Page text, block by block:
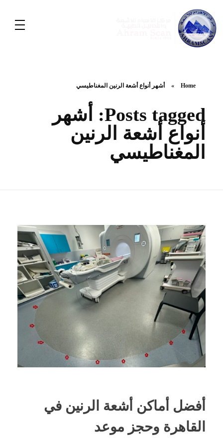
Home
» أشهر أنواع أشعة الرنين المغناطيسي
Posts tagged: أشهر
أنواع أشعة الرنين
المغناطيسي
أفضل أماكن أشعة الرنين في
القاهرة وحجز موعد